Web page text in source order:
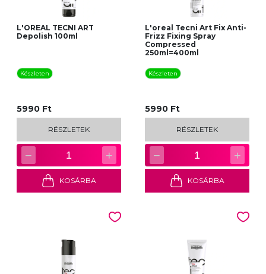
L'OREAL TECNI ART
Depolish 100ml
Készleten
5990 Ft
RÉSZLETEK
− 1 +
KOSÁRBA
L'oreal Tecni Art Fix Anti-
Frizz Fixing Spray
Compressed
250ml=400ml
Készleten
5990 Ft
RÉSZLETEK
− 1 +
KOSÁRBA